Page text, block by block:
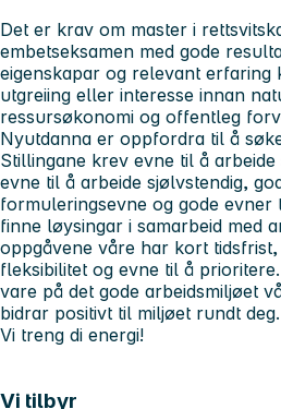
Det er krav om master i
embetseksamen med gode
eigenskapar og relevant erfaring
utgreiing eller interesse innan
ressursøkonomi og offentleg
Nyutdanna er oppfordra til å
Stillingane krev evne til å
evne til å arbeide sjølvstendig,
formuleringsevne og gode evner
finne løysingar i samarbeid med
oppgåvene våre har kort
fleksibilitet og evne til å
vare på det gode arbeidsmiljøet
bidrar positivt til miljøet rundt deg.
Vi treng di energi!
Vi tilbyr